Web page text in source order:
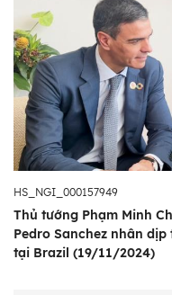
HS_NGI_000157949
Thủ tướng Phạm Minh
Pedro Sanchez nhân
tại Brazil (19/11/2024)